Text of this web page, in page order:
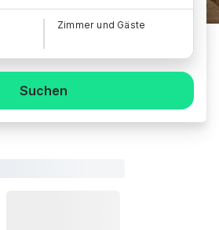
Zimmer und Gäste
Suchen